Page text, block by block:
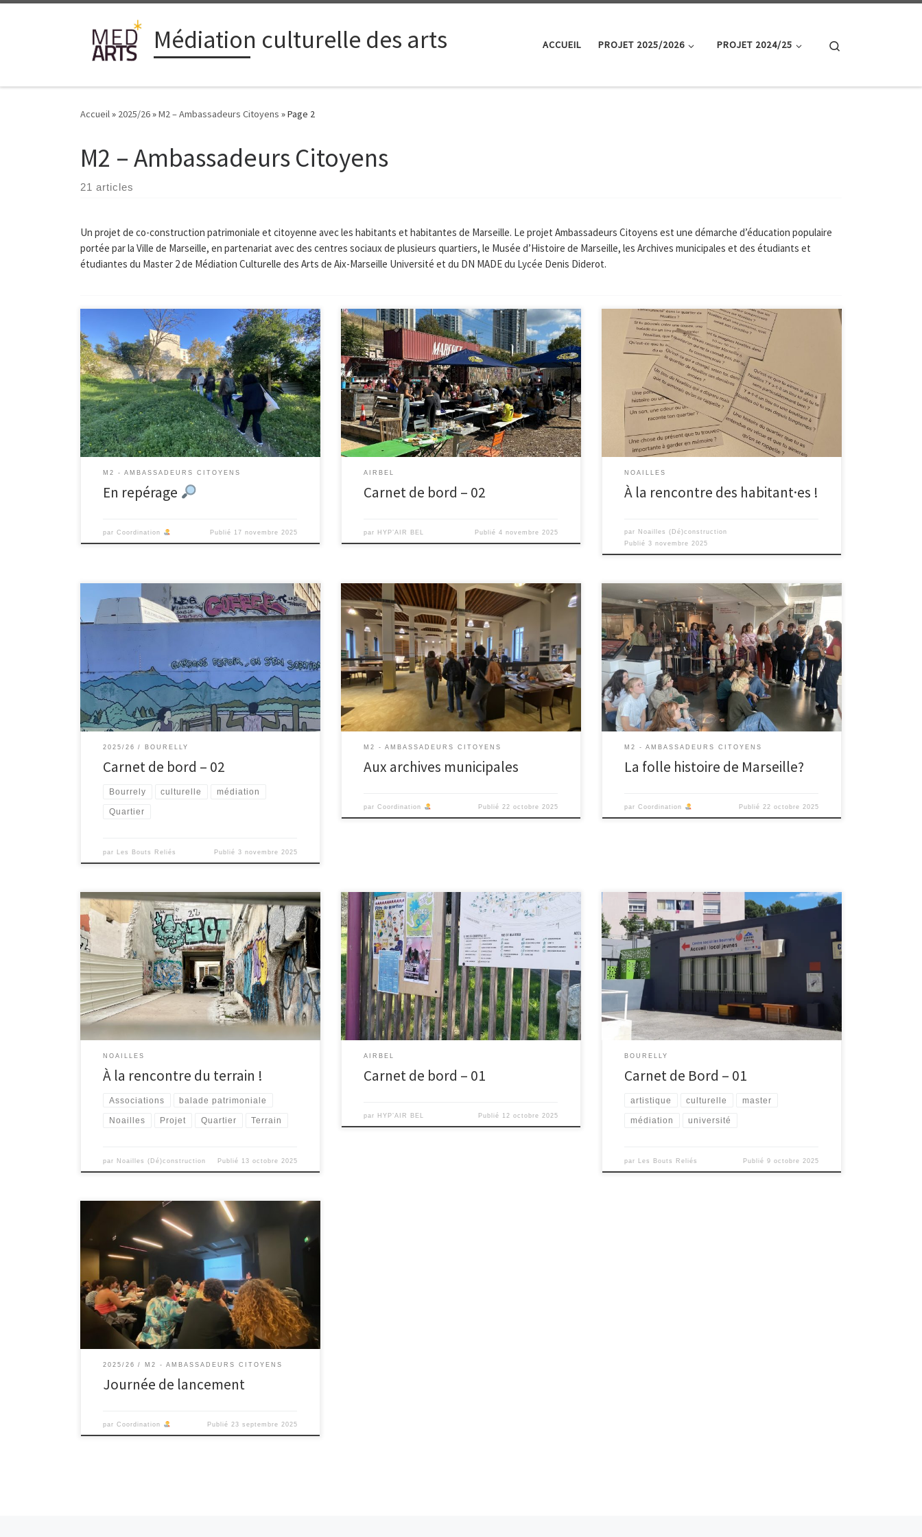
Médiation culturelle des arts ACCUEIL PROJET 2025/2026 PROJET 2024/25
Accueil» 2025/26»M2 – Ambassadeurs Citoyens »Page 2
M2 – Ambassadeurs Citoyens
21 articles
Un projet de co-construction patrimoniale et citoyenne avec les habitants et habitantes de Marseille. Le projet Ambassadeurs Citoyens est une démarche d’éducation populaire
portée par la Ville de Marseille, en partenariat avec des centres sociaux de plusieurs quartiers, le Musée d’Histoire de Marseille, les Archives municipales et des étudiants et
étudiantes du Master 2 de Médiation Culturelle des Arts de Aix-Marseille Université et du DN MADE du Lycée Denis Diderot.
Lundi 17 novembre, les trois groupes sont partis en
balade de repérage à Noailles, Air Bel et Les Bourelly,
accompagnés d’enseignant·es en médiation
culturelle, des personnes des centres sociaux
partenaires et d’habitant·es. L’objectif était de tester
des parcours possibles pour la balade de restitution
de décembre ainsi que des hypothèses […]
M2 - AMBASSADEURS CITOYENS
En repérage
parCoordination Publié 17 novembre 2025
Pour la suite de notre projet, nous avons été convié à
participer à une réunion au sein du centre social le 15
octobre, se déroulant toutes les deux semaines. Ce
rendez-vous a pour but de laisser la place aux
habitant.e.s, pour parler de leurs projets et de leurs
envies. Le […]
AIRBEL
Carnet de bord – 02
par HYP’AIR BEL Publié 4 novembre 2025
Le 22 octobre à l’OASIS, c’est le lancement du projet !
C’est officiel, nous avons rendez-vous avec Olivia de
Because U art, Isabelle de Destination Famille, un
groupe de quatre jeunes qui sont en lien avec le
centre social, et José et Christiane le couple mythique
de Noailles. On se […]
NOAILLES
À la rencontre des habitant·es !
par Noailles (Dé)construction
Publié3 novembre 2025
Suite aux derniers entretiens effectués sur le terrain,
nous nous sommes davantage questionnées sur les
situent à la croisée de divers enjeux de quartier, à
savoir l’hospitalité et l’enfermement (mobilité
géographique, professionnelle, transports en
commun), les religions et les croyances (relations inter
religions, […]
2025/26 BOURELLY
Carnet de bord – 02
Bourrely culturelle médiation
Quartier
par Les Bouts Reliés Publié 3 novembre 2025
Lundi 22 octobre matin, nous avions rendez-vous aux
archives municipales de Marseille avec l’équipe des
archives et Paroles Vives pour parler archives et
archivage. Nous avons été accueilli par Olivier Muth,
directeur des archives municipales de Marseille, pour
une présentation des archives municipales, de leur
histoire et enjeux, ainsi que […]
M2 - AMBASSADEURS CITOYENS
Aux archives municipales
parCoordination Publié 22 octobre 2025
Vendredi 17 octobre, nous nous sommes retrouvés
pour la matiné à l’Agora du musée d’histoire de
Marseille pour une mise en relation du programme La
Folle histoire de Marseille avec les trois projets
tuteurés à AirBel, Les Bourely et Noailles. L’après midi
nous sommes partis à la découverte des médiations
[…]
M2 - AMBASSADEURS CITOYENS
La folle histoire de Marseille?
parCoordination Publié 22 octobre 2025
Le 24 septembre, nous avons rencontré à l’Oasis les
actrices des associations de Noailles avec lesquelles
nous allons collaborer sur notre projet : Isabelle, la
directrice de Destination Familles, et Olivia, de
BECAUSE U ART. Ensemble, nous avons échangé sur les
différentes formes que pourrait prendre cette
initiative. Comme de […]
NOAILLES
À la rencontre du terrain !
Associations balade patrimoniale
Noailles Projet Quartier Terrain
par Noailles (Dé)construction Publié 13 octobre 2025
Le 20 septembre, sous un soleil rayonnant, nous avons
rencontré pour la première fois Air Bel, dans une
ambiance festive et chaleureuse, à l’occasion de sa
fête de quartier. Lors de cet événement, qui se
déroulait sur la place du marché, nous avons pu
rencontrer Sandra et Paula du Centre […]
AIRBEL
Carnet de bord – 01
par HYP’AIR BEL Publié 12 octobre 2025
Le 24/09 nous avons rencontré les actrices du centre
social des Bourrély, Hanane Idihia, la directrice et
Nadia, la secrétaire. Nous avons aussi pu échanger
avec Mohamed Benbella, habitant du quartier depuis
les années 70 et Henry Julineau, membre de la
paroisse du quartier qui nous a fait visiter l’église […]
BOURELLY
Carnet de Bord – 01
artistique culturelle master
médiation université
par Les Bouts Reliés Publié 9 octobre 2025
Mardi 23 septembre les étudiant·es du master
médiation culturelle des arts en année 2 à l’université
d’Aix-Marseille et du Diplôme de narration numérique
de l’École supérieur de design de Marseille ont été
accueillis au musée d’Histoire de Marseille avec
l’ensemble des partenaires des projet Ambassadeurs
citoyen et La Folle histoire […]
2025/26 M2 - AMBASSADEURS CITOYENS
Journée de lancement
parCoordination Publié 23 septembre 2025